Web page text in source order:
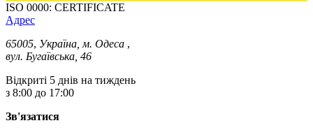
ISO 0000: CERTIFICATE
Адрес
65005, Україна, м. Одеса ,
вул. Бугаївська, 46
Відкриті 5 днів на тиждень
з 8:00 до 17:00
Зв'язатися